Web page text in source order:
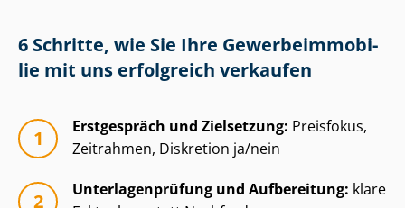
6 Schritte, wie Sie Ihre Ge­wer­be­im­mo­bi­
lie mit uns erfolgreich verkaufen
Erstgespräch und Zielsetzung: Preisfokus,
Zeitrahmen, Diskretion ja/nein
Un­ter­la­gen­prü­fung und Aufbereitung: klare